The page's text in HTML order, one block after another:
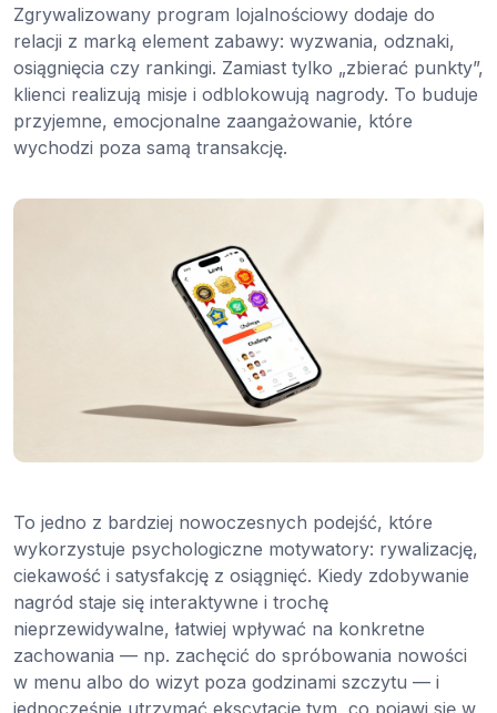
Zgrywalizowany program lojalnościowy dodaje do
relacji z marką element zabawy: wyzwania, odznaki,
osiągnięcia czy rankingi. Zamiast tylko „zbierać punkty”,
klienci realizują misje i odblokowują nagrody. To buduje
przyjemne, emocjonalne zaangażowanie, które
wychodzi poza samą transakcję.
To jedno z bardziej nowoczesnych podejść, które
wykorzystuje psychologiczne motywatory: rywalizację,
ciekawość i satysfakcję z osiągnięć. Kiedy zdobywanie
nagród staje się interaktywne i trochę
nieprzewidywalne, łatwiej wpływać na konkretne
zachowania — np. zachęcić do spróbowania nowości
w menu albo do wizyt poza godzinami szczytu — i